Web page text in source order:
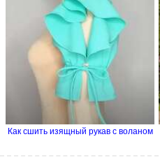
Как сшить изящный рукав с воланом